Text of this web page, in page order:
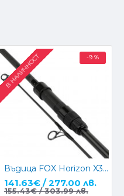
-9 %
В НАЛИЧНОСТ
Въдица FOX Horizon X3 13ft 3.5Lb
141.63€ / 277.00 лв.
155.43€ / 303.99 лв.